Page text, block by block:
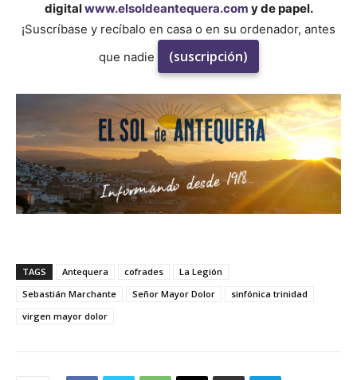
digitalwww.elsoldeantequera.com y de papel.
¡Suscríbase y recíbalo en casa o en su ordenador, antes
que nadie
(suscripción)
TAGS Antequera cofrades
La Legión
Sebastián Marchante
Señor Mayor Dolor
sinfónica trinidad
virgen mayor dolor